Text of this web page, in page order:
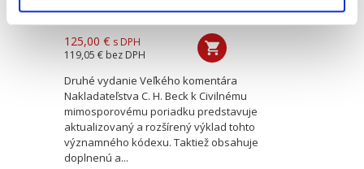
Romana Smyčková,Marek Števček,Alexandra Löwy ,Marek
125,00 € s DPH
119,05 € bez DPH
Druhé vydanie Veľkého komentára
Nakladateľstva C. H. Beck k Civilnému
mimosporovému poriadku predstavuje
aktualizovaný a rozšírený výklad tohto
významného kódexu. Taktiež obsahuje
doplnenú a...